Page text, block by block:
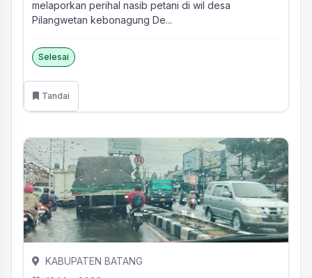
melaporkan perihal nasib petani di wil desa
Pilangwetan kebonagung De...
Selesai
Tandai
KABUPATEN BATANG